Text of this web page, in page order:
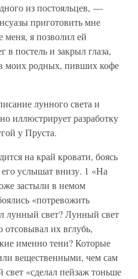
из постояльцев, —
приготовить мне
меня, я позволил ей
в постель и закрыл глаза,
моих родных, пивших кофе
лунного света и
иллюстрирует разработку
у Пруста.
на край кровати, боясь
его услышат внизу. 1 «На
застыли в немом
«потревожить
лунный свет? Лунный свет
их вглубь,
именно тени? Которые
вещественными, чем сам
«сделал пейзаж тоньше